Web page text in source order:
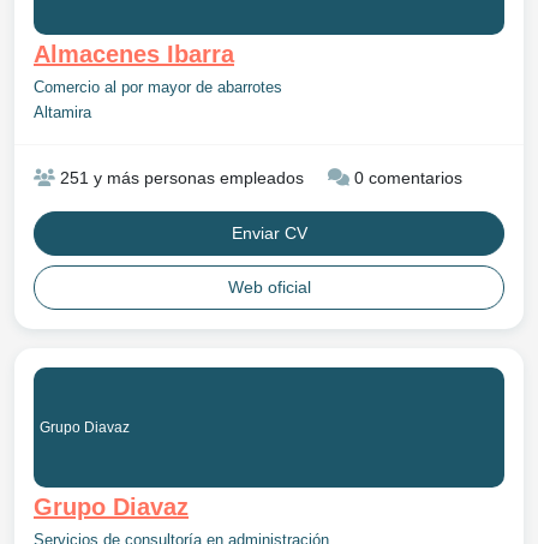
Almacenes Ibarra
Comercio al por mayor de abarrotes
Altamira
251 y más personas empleados 0 comentarios
Enviar CV
Web oficial
Grupo Diavaz
Grupo Diavaz
Servicios de consultoría en administración